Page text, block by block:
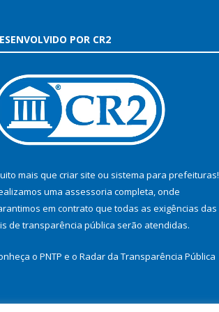
POR CR2
mais que criar site ou sistema para prefeituras!
uma assessoria completa, onde
em contrato que todas as exigências das
de transparência pública serão atendidas.
o PNTP e o Radar da Transparência Pública